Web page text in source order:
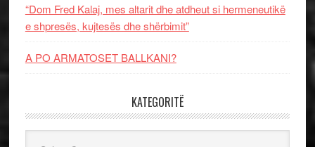
“Dom Fred Kalaj, mes altarit dhe atdheut si hermeneutikë
e shpresës, kujtesës dhe shërbimit”
A PO ARMATOSET BALLKANI?
KATEGORITË